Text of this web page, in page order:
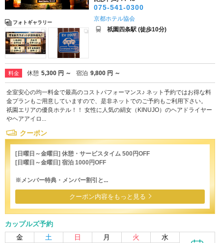
フォトギャラリー
075-541-0300
京都ホテル協会
祇園四条駅 (徒歩10分)
料金 休憩 5,300 円 ～ 宿泊 9,800 円 ～
全室安心の均一料金で最高のコストパフォーマンス♪ ネット予約ではお得な料
金プランもご用意していますので、是非ネットでのご予約もご利用下さい。
祇園エリアの優良ホテル！！ 女性に人気の絹女（KINUJO）のヘアドライヤー
やヘアアイロ...
クーポン
[日曜日～金曜日] 休憩・サービスタイム 500円OFF
[日曜日～金曜日] 宿泊 1000円OFF
※メンバー特典・メンバー割引と...
クーポン内容をもっと見る
カップルズ予約
金
土 日 月 火 水